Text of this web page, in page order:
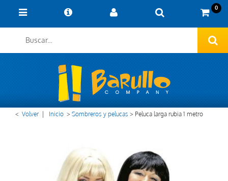
0
< Volver Inicio >Sombreros y pelucas > Peluca larga rubia 1 metro